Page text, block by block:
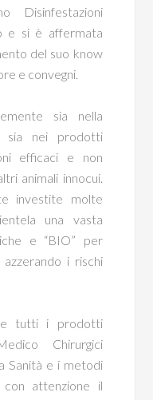
Disinfestazioni
e si è affermata
del suo know
e convegni.
sia nella
sia nei prodotti
efficaci e non
animali innocui.
investite molte
una vasta
e “BIO” per
i rischi
tutti i prodotti
Chirurgici
Sanità e i metodi
con attenzione il